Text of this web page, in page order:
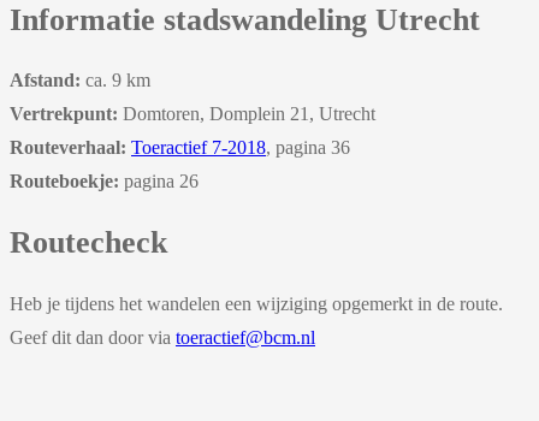
Informatie stadswandeling Utrecht
Afstand: ca. 9 km
Vertrekpunt: Domtoren, Domplein 21, Utrecht
Routeverhaal: Toeractief 7-2018, pagina 36
Routeboekje: pagina 26
Routecheck
Heb je tijdens het wandelen een wijziging opgemerkt in de route.
Geef dit dan door via toeractief@bcm.nl